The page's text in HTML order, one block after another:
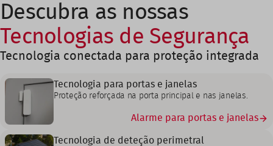
Descubra as nossas
Tecnologias de Segurança
Tecnologia conectada para proteção integrada
Tecnologia para portas e janelas
Proteção reforçada na porta principal e nas janelas.
Alarme para portas e janelas
Tecnologia de deteção perimetral